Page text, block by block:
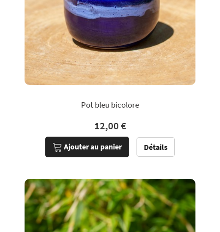
Pot bleu bicolore
12,00 €
Ajouter au panier Détails